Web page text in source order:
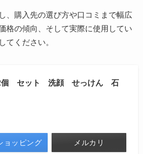
、購入先の選び方や口コミまで幅広
格の傾向、そして実際に使用してい
てください。
2個 セット 洗顔 せっけん 石
ョッピング メルカリ